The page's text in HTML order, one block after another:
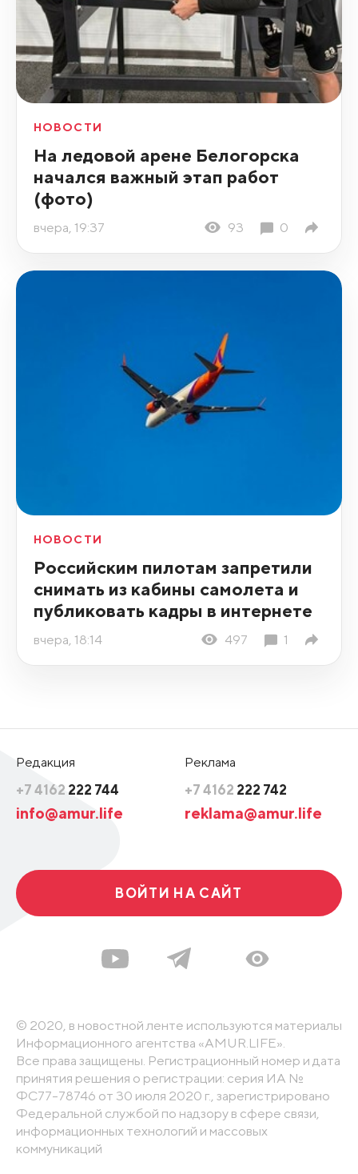
НОВОСТИ
На ледовой арене Белогорска
начался важный этап работ
(фото)
вчера, 19:37 93 0
НОВОСТИ
Российским пилотам запретили
снимать из кабины самолета и
публиковать кадры в интернете
вчера, 18:14 497 1
Редакция
+7 4162 222 744
info@amur.life
Реклама
+7 4162 222 742
reklama@amur.life
ВОЙТИ НА САЙТ
© 2020, в новостной ленте используются материалы
Информационного агентства «AMUR.LIFE».
Все права защищены. Регистрационный номер и дата
принятия решения о регистрации: серия ИА №
ФС77-78746 от 30 июля 2020 г., зарегистрировано
Федеральной службой по надзору в сфере связи,
информационных технологий и массовых
коммуникаций